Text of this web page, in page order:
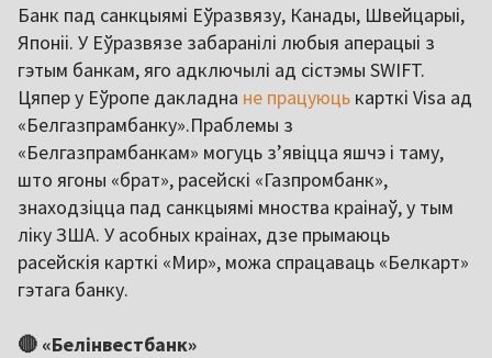
Банк пад санкцыямі Еўразвязу, Канады, Швейцарыі,
Японіі. У Еўразвязе забаранілі любыя аперацыі з
гэтым банкам, яго адключылі ад сістэмы SWIFT.
Цяпер у Еўропе дакладна не працуюць карткі Visa ад
«Белгазпрамбанку».Праблемы з
«Белгазпрамбанкам» могуць з’явіцца яшчэ і таму,
што ягоны «брат», расейскі «Газпромбанк»,
знаходзіцца пад санкцыямі мноства краінаў, у тым
ліку ЗША. У асобных краінах, дзе прымаюць
расейскія карткі «Мир», можа спрацаваць «Белкарт»
гэтага банку.
🔴 «Белінвестбанк»